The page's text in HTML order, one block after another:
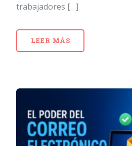
trabajadores […]
LEER MÁS